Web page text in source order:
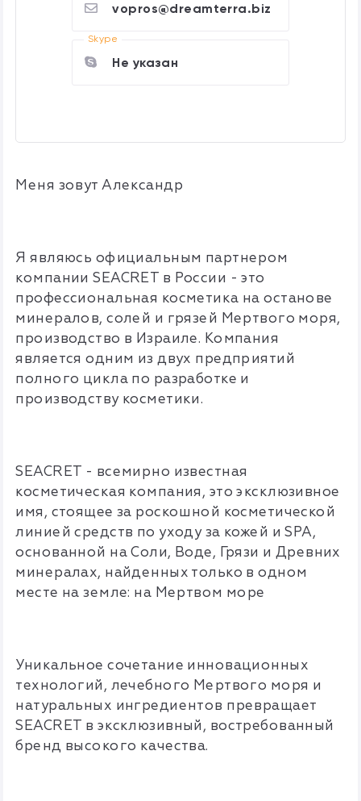
vopros@dreamterra.biz
Skype
Не указан
Меня зовут Александр
Я являюсь официальным партнером
компании SEACRET в России - это
профессиональная косметика на останове
минералов, солей и грязей Мертвого моря,
производство в Израиле. Компания
является одним из двух предприятий
полного цикла по разработке и
производству косметики.
SEACRET - всемирно известная
косметическая компания, это эксклюзивное
имя, стоящее за роскошной косметической
линией средств по уходу за кожей и SPA,
основанной на Соли, Воде, Грязи и Древних
минералах, найденных только в одном
месте на земле: на Мертвом море
Уникальное сочетание инновационных
технологий, лечебного Мертвого моря и
натуральных ингредиентов превращает
SEACRET в эксклюзивный, востребованный
бренд высокого качества.